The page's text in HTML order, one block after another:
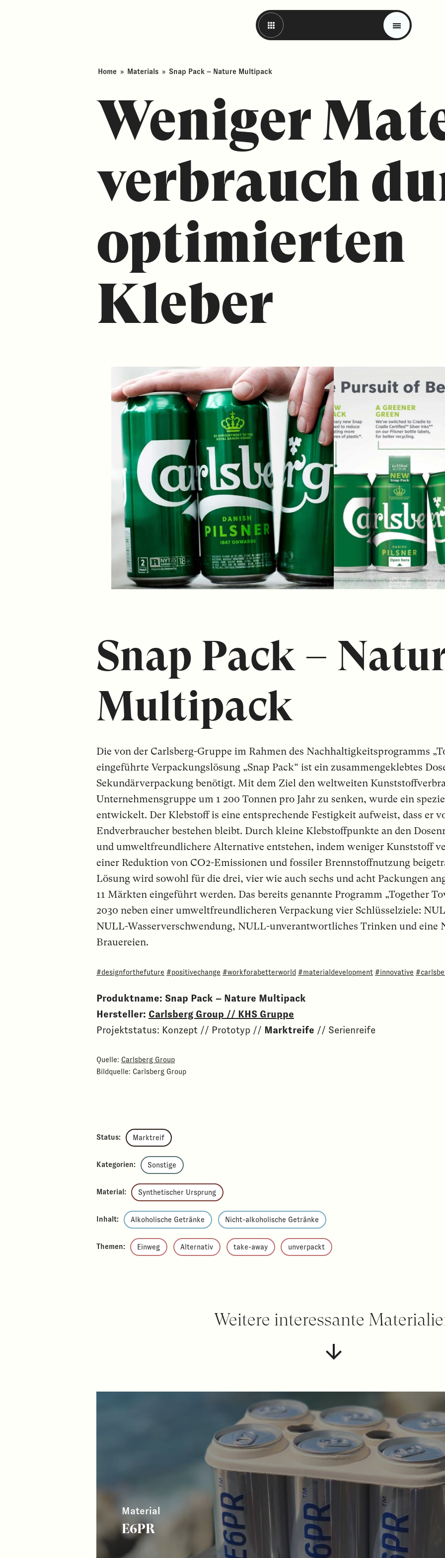
Magazin
Trends
Materials
Home » Materials » Snap Pack – Nature Multipack
Weniger
verbrauch
optimierten
Kleber
Snap Pack –
Multipack
Die von der Carlsberg-Gruppe im Rahmen des Nachhaltigkeitsprogramms
eingeführte Verpackungslösung „Snap Pack“ ist ein zusammengeklebtes
Sekundärverpackung benötigt. Mit dem Ziel den weltweiten
Unternehmensgruppe um 1 200 Tonnen pro Jahr zu senken, wurde ein
entwickelt. Der Klebstoff is eine entsprechende Festigkeit aufweist, dass er
Endverbraucher bestehen bleibt. Durch kleine Klebstoffpunkte an den
und umweltfreundlichere Alternative entstehen, indem weniger Kunststoff
einer Reduktion von CO2-Emissionen und fossiler Brennstoffnutzung
Lösung wird sowohl für die drei, vier wie auch sechs und acht Packungen
11 Märkten eingeführt werden. Das bereits genannte Programm „Together
2030 neben einer umweltfreundlicheren Verpackung vier Schlüsselziele:
NULL-Wasserverschwendung, NULL-unverantwortliches Trinken und
Brauereien.
#designforthefuture #positivechange #workforabetterworld #materialdevelopment #innovative
Produktname: Snap Pack – Nature Multipack
Hersteller: Carlsberg Group // KHS Gruppe
Projektstatus: Konzept // Prototyp // Marktreife // Serienreife
Quelle: Carlsberg Group
Bildquelle: Carlsberg Group
Status: Marktreif
Kategorien: Sonstige
Material: Synthetischer Ursprung
Inhalt: Alkoholische Getränke Nicht-alkoholische Getränke
Themen: Einweg Alternativ take-away unverpackt
Weitere interessante
Material
E6PR